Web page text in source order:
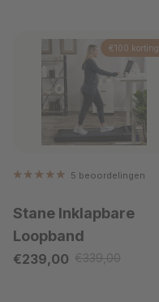
€100 korting
5 beoordelingen
Stane Inklapbare
Loopband
Verkoopprijs
€239,00 Reguliere prijs
€339,00